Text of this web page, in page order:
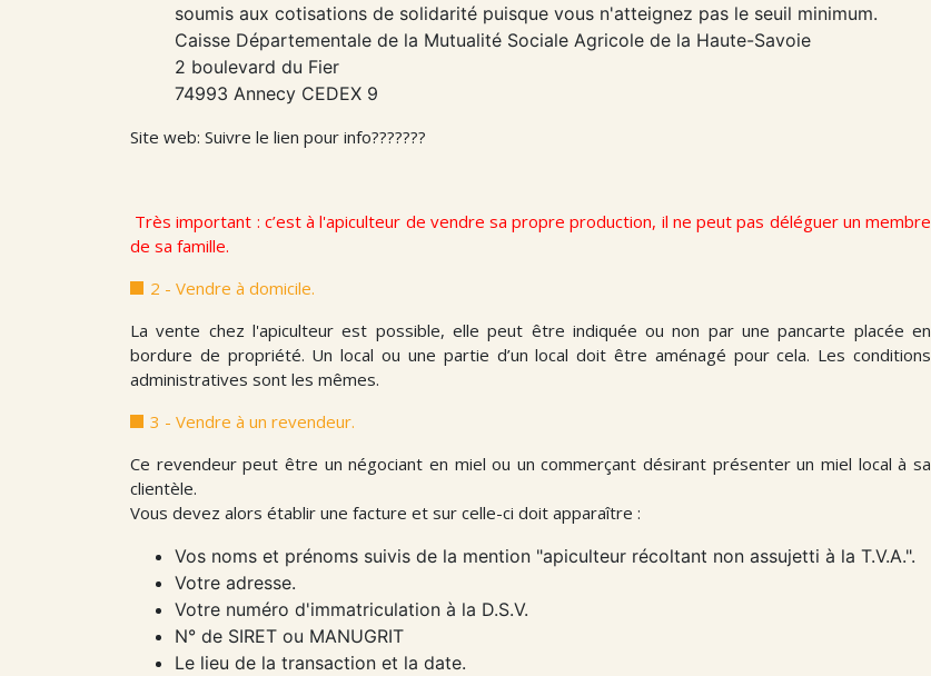
soumis aux cotisations de solidarité puisque vous n'atteignez pas le seuil minimum.
Caisse Départementale de la Mutualité Sociale Agricole de la Haute-Savoie
2 boulevard du Fier
74993 Annecy CEDEX 9
Site web: Suivre le lien pour info???????
Très important : c’est à l'apiculteur de vendre sa propre production, il ne peut pas déléguer un membre
de sa famille.
2 - Vendre à domicile.
La vente chez l'apiculteur est possible, elle peut être indiquée ou non par une pancarte placée en
bordure de propriété. Un local ou une partie d’un local doit être aménagé pour cela. Les conditions
administratives sont les mêmes.
3 - Vendre à un revendeur.
Ce revendeur peut être un négociant en miel ou un commerçant désirant présenter un miel local à sa
clientèle.
Vous devez alors établir une facture et sur celle-ci doit apparaître :
Vos noms et prénoms suivis de la mention "apiculteur récoltant non assujetti à la T.V.A.".
Votre adresse.
Votre numéro d'immatriculation à la D.S.V.
N° de SIRET ou MANUGRIT
Le lieu de la transaction et la date.